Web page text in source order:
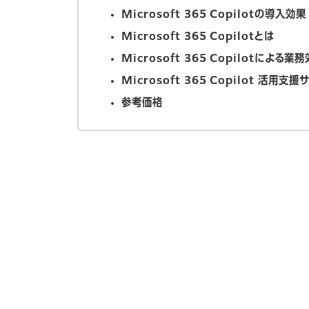
Microsoft 365 Copilotの導入効果
Microsoft 365 Copilotとは
Microsoft 365 Copilotによる業務
Microsoft 365 Copilot 活用支援サ
参考価格